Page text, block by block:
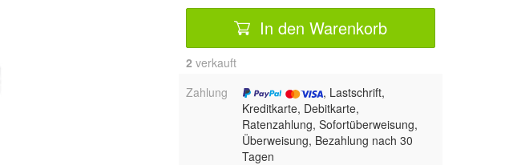
In den Warenkorb
2 verkauft
Zahlung
, Lastschrift,
Kreditkarte, Debitkarte,
Ratenzahlung, Sofortüberweisung,
Überweisung, Bezahlung nach 30
Tagen